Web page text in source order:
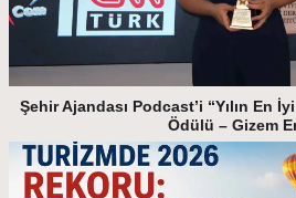
Şehir Ajandası Podcast’i “Yılın En
Ödülü – Gizem